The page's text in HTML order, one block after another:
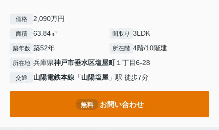
価格 2,090万円
面積 63.84㎡ 間取り 3LDK
築年数 築52年 所在階 4階/10階建
所在地 兵庫県神戸市垂水区塩屋町１丁目6-28
交通 山陽電鉄本線 「山陽塩屋 」駅 徒歩7分
無料 お問い合わせ